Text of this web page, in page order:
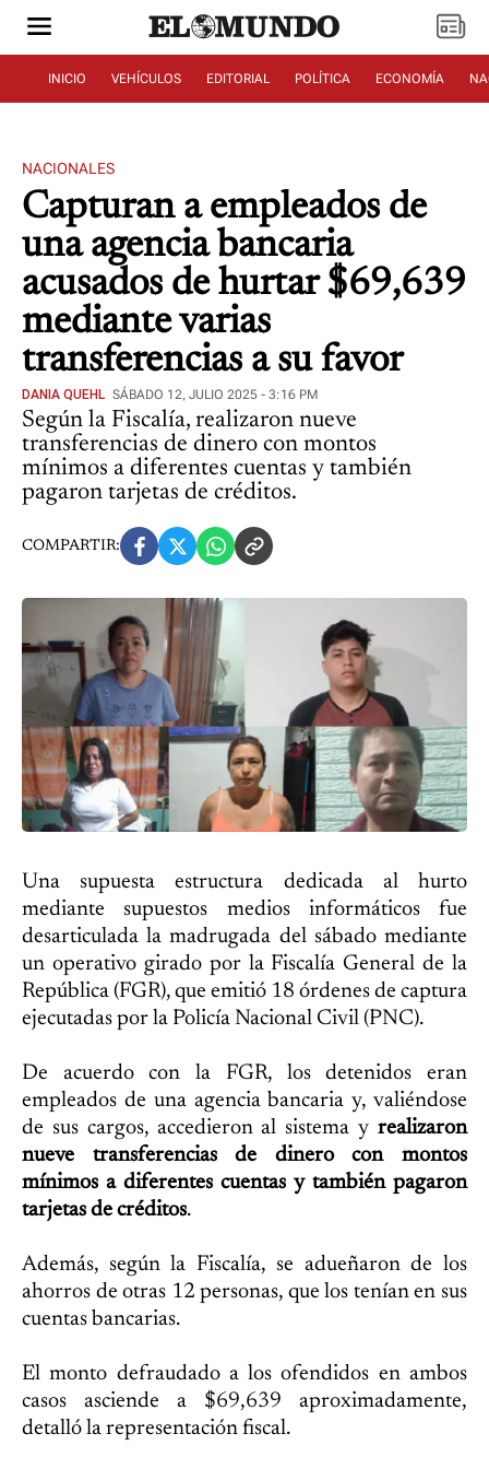
INICIO VEHÍCULOS EDITORIAL POLÍTICA ECONOMÍA
NACIONALES
Capturan a empleados de
una agencia bancaria
acusados de hurtar $69,639
mediante varias
transferencias a su favor
DANIA QUEHL SÁBADO 12, JULIO 2025 - 3:16 PM
Según la Fiscalía, realizaron nueve
transferencias de dinero con montos
mínimos a diferentes cuentas y también
pagaron tarjetas de créditos.
COMPARTIR:
Una supuesta estructura dedicada al hurto
mediante supuestos medios informáticos fue
desarticulada la madrugada del sábado mediante
un operativo girado por la Fiscalía General de la
República (FGR), que emitió 18 órdenes de captura
ejecutadas por la Policía Nacional Civil (PNC).
De acuerdo con la FGR, los detenidos eran
empleados de una agencia bancaria y, valiéndose
de sus cargos, accedieron al sistema y realizaron
nueve transferencias de dinero con montos
mínimos a diferentes cuentas y también pagaron
tarjetas de créditos.
Además, según la Fiscalía, se adueñaron de los
ahorros de otras 12 personas, que los tenían en sus
cuentas bancarias.
El monto defraudado a los ofendidos en ambos
casos asciende a $69,639 aproximadamente,
detalló la representación fiscal.